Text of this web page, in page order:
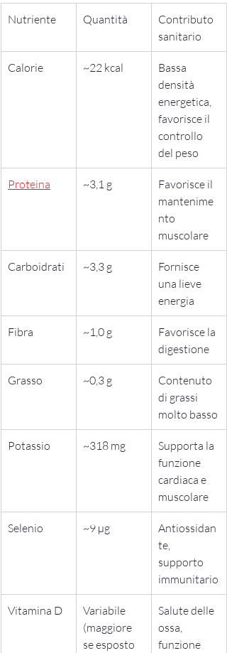
Nutriente Quantità
Contributo
sanitario
Calorie ~22 kcal
Bassa
densità
energetica,
favorisce il
controllo
del peso
Proteina ~3,1 g
Favorisce il
mantenime
nto
muscolare
Carboidrati ~3,3 g
Fornisce
una lieve
energia
Fibra ~1,0 g
Favorisce la
digestione
Grasso ~0,3 g
Contenuto
di grassi
molto basso
Potassio ~318 mg
Supporta la
funzione
cardiaca e
muscolare
Selenio ~9 µg
Antiossidan
te,
supporto
immunitario
Vitamina D
Variabile
(maggiore
se esposto
Salute delle
ossa,
funzione